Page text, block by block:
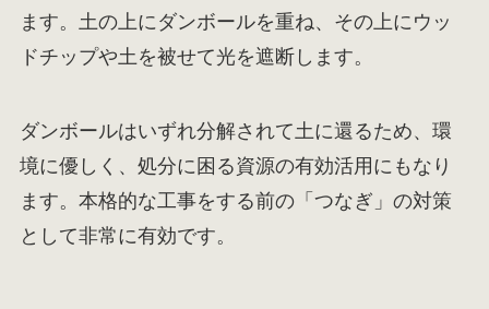
ます。土の上にダンボールを重ね、その上にウッ
ドチップや土を被せて光を遮断します。
ダンボールはいずれ分解されて土に還るため、環
境に優しく、処分に困る資源の有効活用にもなり
ます。本格的な工事をする前の「つなぎ」の対策
として非常に有効です。